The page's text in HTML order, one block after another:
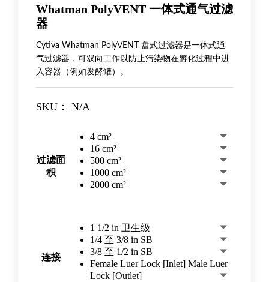
Whatman PolyVENT 一体式通气过滤
器
Cytiva Whatman PolyVENT 盘式过滤器是一体式通
气过滤器，可双向工作以防止污染物在孵化过程中进
入容器（例如发酵罐）。
SKU： N/A
过滤面
积
4 cm²
16 cm²
500 cm²
1000 cm²
2000 cm²
连接
1 1/2 in 卫生级
1/4 至 3/8 in SB
3/8 至 1/2 in SB
Female Luer Lock [Inlet] Male Luer
Lock [Outlet]